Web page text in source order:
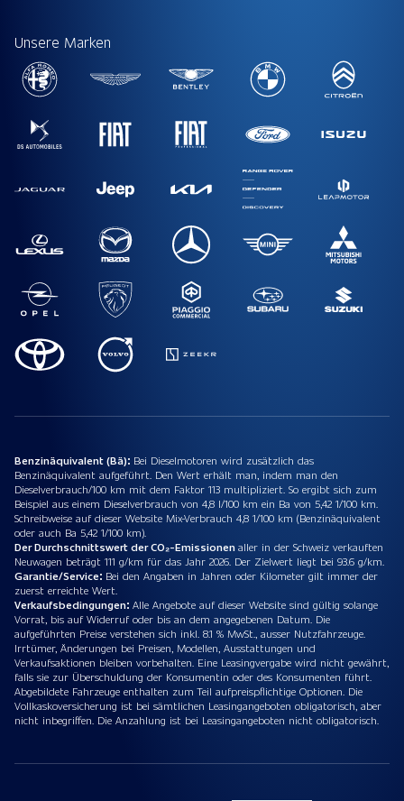
Unsere Marken
Benzinäquivalent (Bä): Bei Dieselmotoren wird zusätzlich das
Benzinäquivalent aufgeführt. Den Wert erhält man, indem man den
Dieselverbrauch/100 km mit dem Faktor 113 multipliziert. So ergibt sich zum
Beispiel aus einem Dieselverbrauch von 4,8 l/100 km ein Ba von 5,42 1/100 km.
Schreibweise auf dieser Website Mix-Verbrauch 4,8 1/100 km (Benzinäquivalent
oder auch Ba 5,42 1/100 km).
Der Durchschnittswert der CO₂-Emissionenaller in der Schweiz verkauften
Neuwagen beträgt 111 g/km für das Jahr 2026. Der Zielwert liegt bei 93.6 g/km.
Garantie/Service: Bei den Angaben in Jahren oder Kilometer gilt immer der
zuerst erreichte Wert.
Verkaufsbedingungen: Alle Angebote auf dieser Website sind gültig solange
Vorrat, bis auf Widerruf oder bis an dem angegebenen Datum. Die
aufgeführten Preise verstehen sich inkl. 8.1 % MwSt., ausser Nutzfahrzeuge.
Irrtümer, Änderungen bei Preisen, Modellen, Ausstattungen und
Verkaufsaktionen bleiben vorbehalten. Eine Leasingvergabe wird nicht gewährt,
falls sie zur Überschuldung der Konsumentin oder des Konsumenten führt.
Abgebildete Fahrzeuge enthalten zum Teil aufpreispflichtige Optionen. Die
Vollkaskoversicherung ist bei sämtlichen Leasingangeboten obligatorisch, aber
nicht inbegriffen. Die Anzahlung ist bei Leasingangeboten nicht obligatorisch.